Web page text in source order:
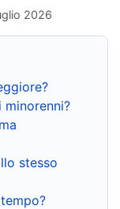
2026
stesso